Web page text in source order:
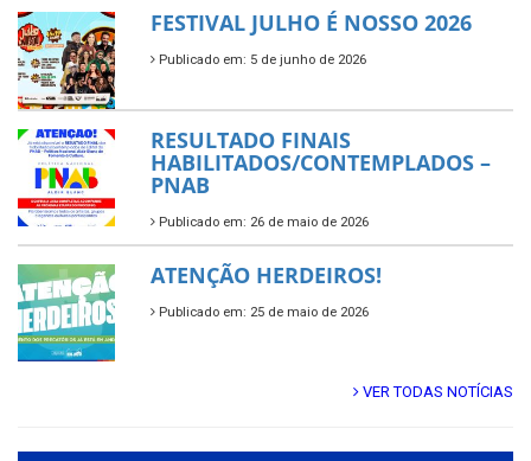
FESTIVAL JULHO É NOSSO 2026
Publicado em: 5 de junho de 2026
RESULTADO FINAIS
HABILITADOS/CONTEMPLADOS –
PNAB
Publicado em: 26 de maio de 2026
ATENÇÃO HERDEIROS!
Publicado em: 25 de maio de 2026
VER TODAS NOTÍCIAS